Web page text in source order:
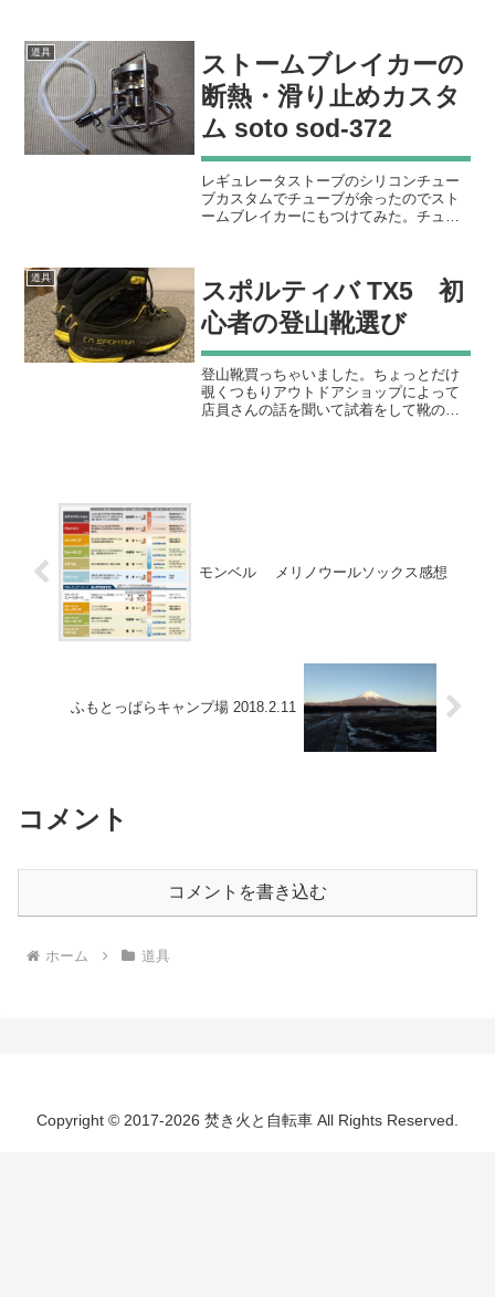
き火用にしよ...
道具
ストームブレイカーの
断熱・滑り止めカスタ
ム soto sod-372
レギュレータストーブのシリコンチュー
ブカスタムでチューブが余ったのでスト
ームブレイカーにもつけてみた。チュー
の感じに仕上...
道具
スポルティバ TX5 初
心者の登山靴選び
登山靴買っちゃいました。ちょっとだけ
覗くつもりアウトドアショップによって
店員さんの話を聞いて試着をして靴の履
モンベル メリノウールソックス感想
ふもとっぱらキャンプ場 2018.2.11
コメント
コメントを書き込む
ホーム 道具
Copyright © 2017-2026 焚き火と自転車 All Rights Reserved.